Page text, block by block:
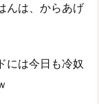
んは、からあげ
には今日も冷奴